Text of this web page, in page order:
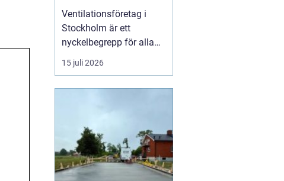
på frisk luft
Ventilationsföretag i
Stockholm är ett
nyckelbegrepp för alla
som vill ha bättre
inomhusluft, lägre
söker efter ett kunnigt
företag i huvudstaden
som kan hjälp...
15 juli 2026